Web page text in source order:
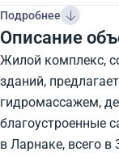
Подробнее
Описание
Жилой комплекс,
зданий,
гидромассажем,
благоустроенные
в Ларнаке, всего в